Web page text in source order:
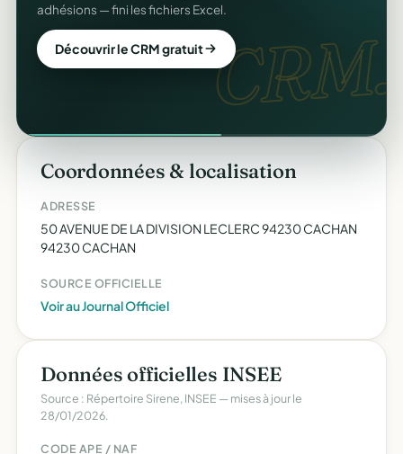
CRM.
adhésions — fini les fichiers Excel.
Découvrir le CRM gratuit
Coordonnées & localisation
ADRESSE
50 AVENUE DE LA DIVISION LECLERC 94230 CACHAN
94230 CACHAN
SOURCE OFFICIELLE
Voir au Journal Officiel
Données officielles INSEE
Source : Répertoire Sirene, INSEE — mises à jour le
28/01/2026.
CODE APE / NAF